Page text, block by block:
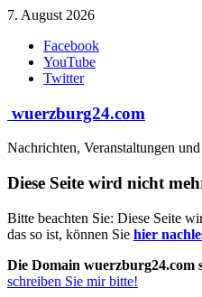
Zum
springen
7. August 2026
Facebook
YouTube
Twitter
wuerzburg24.com
Nachrichten, Veranstaltungen
Diese Seite wird nicht
Bitte beachten Sie: Diese Seite
das so ist, können Sie hier
Die Domain wuerzburg24.com
schreiben Sie mir bitte!